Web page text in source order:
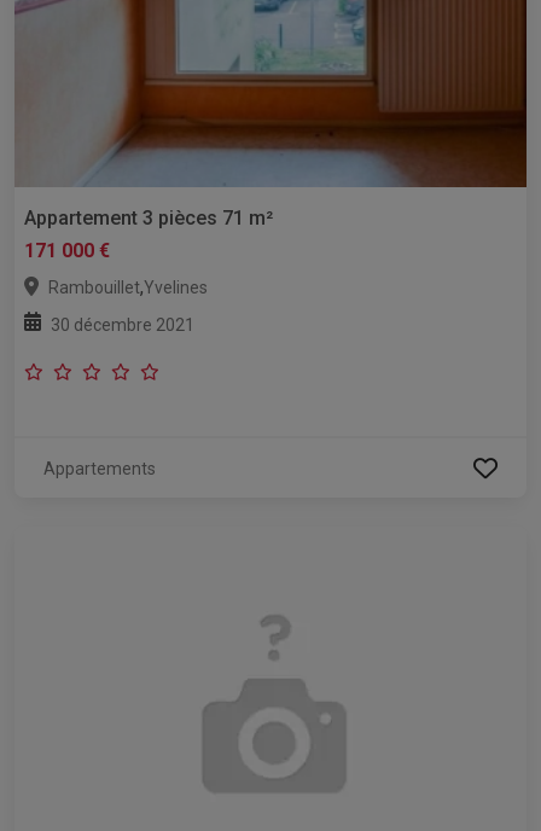
Appartement 3 pièces 71 m²
171 000 €
Rambouillet,Yvelines
30 décembre 2021
Appartements